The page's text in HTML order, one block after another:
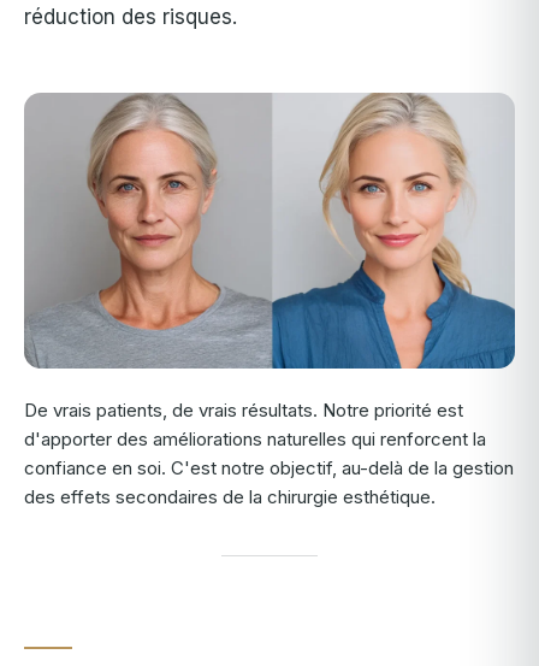
réduction des risques.
De vrais patients, de vrais résultats. Notre priorité est
d'apporter des améliorations naturelles qui renforcent la
confiance en soi. C'est notre objectif, au-delà de la gestion
des effets secondaires de la chirurgie esthétique.